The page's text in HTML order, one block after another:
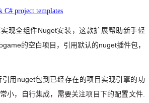
C# project templates
现全组件Nuget安装，这款扩展帮助新手轻
的空白项目，引用默认的nuget插件包，
用nuget包到已经存在的项目实现引擎的功
小，自行集成，需要关注项目下的配置文件.